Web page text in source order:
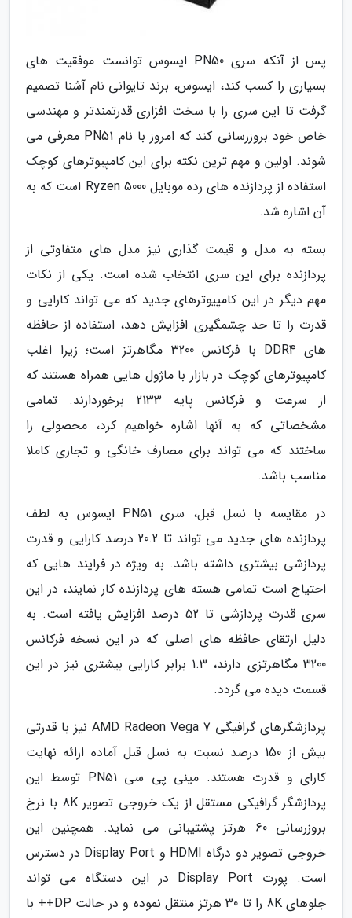
پس از آنکه سری PN50 ایسوس توانست موفقیت های
بسیاری را کسب کند، ایسوس، برند تایوانی نام آشنا تصمیم
گرفت تا این سری را با سخت افزاری قدرتمندتر و مهندسی
خاص خود بروزرسانی کند که امروز با نام PN51 معرفی می
شوند. اولین و مهم ترین نکته برای این کامپیوترهای کوچک
استفاده از پردازنده های رده موبایل Ryzen 5000 است که به
آن اشاره شد.
بسته به مدل و قیمت گذاری نیز مدل های متفاوتی از
پردازنده برای این سری انتخاب شده است. یکی از نکات
مهم دیگر در این کامپیوترهای جدید که می تواند کارایی و
قدرت را تا حد چشمگیری افزایش دهد، استفاده از حافظه
های DDR4 با فرکانس 3200 مگاهرتز است؛ زیرا اغلب
کامپیوترهای کوچک در بازار با ماژول هایی همراه هستند که
از سرعت و فرکانس پایه 2133 برخوردارند. تمامی
مشخصاتی که به آنها اشاره خواهیم کرد، محصولی را
ساختند که می تواند برای مصارف خانگی و تجاری کاملا
مناسب باشد.
در مقایسه با نسل قبل، سری PN51 ایسوس به لطف
پردازنده های جدید می تواند تا 20.2 درصد کارایی و قدرت
پردازشی بیشتری داشته باشد. به ویژه در فرایند هایی که
احتیاج است تمامی هسته های پردازنده کار نمایند، در این
سری قدرت پردازشی تا 52 درصد افزایش یافته است. به
دلیل ارتقای حافظه های اصلی که در این نسخه فرکانس
3200 مگاهرتزی دارند، 1.3 برابر کارایی بیشتری نیز در این
قسمت دیده می گردد.
پردازشگرهای گرافیگی AMD Radeon Vega 7 نیز با قدرتی
بیش از 150 درصد نسبت به نسل قبل آماده ارائه نهایت
کارای و قدرت هستند. مینی پی سی PN51 توسط این
پردازشگر گرافیکی مستقل از یک خروجی تصویر 8K با نرخ
بروزرسانی 60 هرتز پشتیبانی می نماید. همچنین این
خروجی تصویر دو درگاه HDMI و Display Port در دسترس
است. پورت Display Port در این دستگاه می تواند
جلوهای 8K را تا 30 هرتز منتقل نموده و در حالت DP++ با